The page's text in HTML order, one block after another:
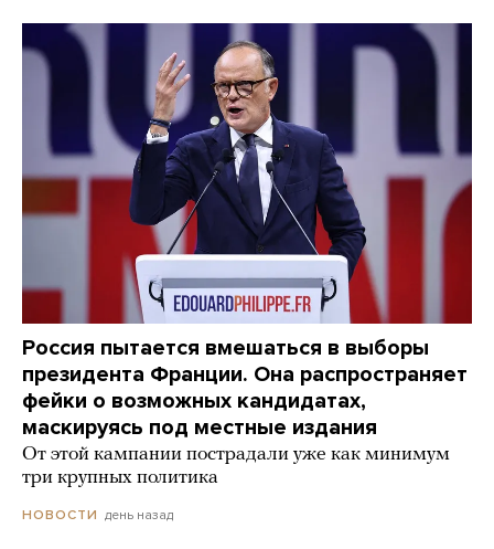
Россия пытается вмешаться в выборы
президента Франции. Она распространяет
фейки о возможных кандидатах,
маскируясь под местные издания
От этой кампании пострадали уже как минимум
три крупных политика
НОВОСТИ день назад